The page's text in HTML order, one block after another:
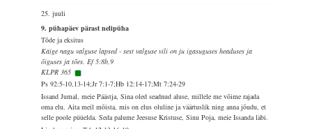
25. juuli
9. pühapäev pärast nelipüha
Tõde ja eksitus
Käige nagu valguse lapsed - sest valguse vili on ju igasuguses headuses ja
õiguses ja tões. Ef 5:8b,9
KLPR 365
Ps 92:5-10,13-14;Jr 7:1-7;Hb 12:14-17;Mt 7:24-29
Issand Jumal, meie Päästja, Sina oled seadnud aluse, millele me võime rajada
oma elu. Aita meil mõista, mis on elus oluline ja väärtuslik ning anna jõudu, et
selle poole püüelda. Seda palume Jeesuse Kristuse, Sinu Poja, meie Issanda läbi.